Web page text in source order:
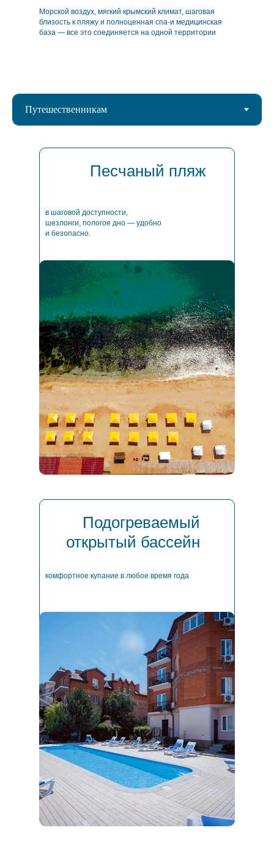
Морской воздух, мягкий крымский климат, шаговая
близость к пляжу и полноценная спа-и медицинская
база — все это соединяется на одной территории
Подогреваемый
открытый бассейн
комфортное купание в любое время года
в шаговой доступности,
шезлонги, пологое дно — удобно
и безопасно.
Песчаный пляж